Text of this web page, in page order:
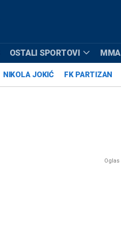
OSTALI SPORTOVI MMA
NIKOLA JOKIĆ FK PARTIZAN